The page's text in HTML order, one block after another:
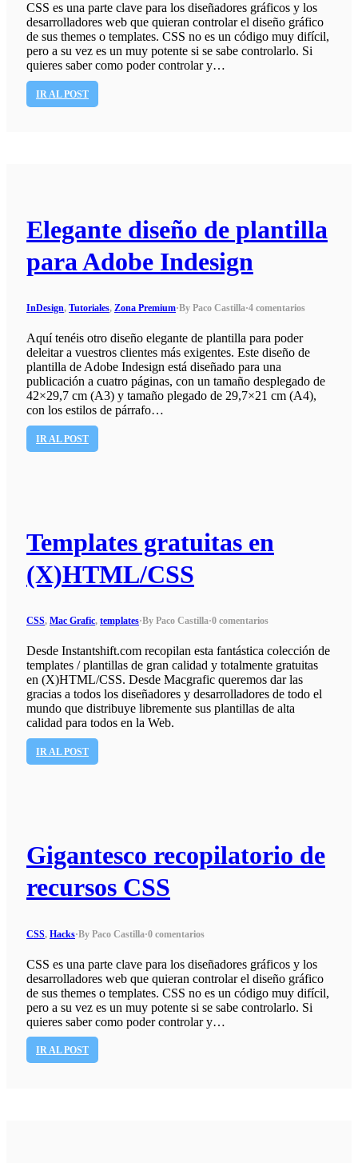
CSS es una parte clave para los diseñadores gráficos y los
desarrolladores web que quieran controlar el diseño gráfico
de sus themes o templates. CSS no es un código muy difícil,
pero a su vez es un muy potente si se sabe controlarlo. Si
quieres saber como poder controlar y…
IR AL POST
Elegante diseño de plantilla
para Adobe Indesign
InDesign, Tutoriales, Zona Premium·By Paco Castilla·4 comentarios
Aquí tenéis otro diseño elegante de plantilla para poder
deleitar a vuestros clientes más exigentes. Este diseño de
plantilla de Adobe Indesign está diseñado para una
publicación a cuatro páginas, con un tamaño desplegado de
42×29,7 cm (A3) y tamaño plegado de 29,7×21 cm (A4),
con los estilos de párrafo…
IR AL POST
Templates gratuitas en
(X)HTML/CSS
CSS, Mac Grafic, templates·By Paco Castilla·0 comentarios
Desde Instantshift.com recopilan esta fantástica colección de
templates / plantillas de gran calidad y totalmente gratuitas
en (X)HTML/CSS. Desde Macgrafic queremos dar las
gracias a todos los diseñadores y desarrolladores de todo el
mundo que distribuye libremente sus plantillas de alta
calidad para todos en la Web.
IR AL POST
Gigantesco recopilatorio de
recursos CSS
CSS, Hacks·By Paco Castilla·0 comentarios
CSS es una parte clave para los diseñadores gráficos y los
desarrolladores web que quieran controlar el diseño gráfico
de sus themes o templates. CSS no es un código muy difícil,
pero a su vez es un muy potente si se sabe controlarlo. Si
quieres saber como poder controlar y…
IR AL POST